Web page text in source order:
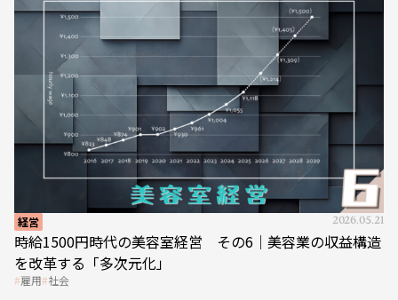
経営 2026.05.21
時給1500円時代の美容室経営 その6｜美容業の収益構造
を改革する「多次元化」
雇用 社会